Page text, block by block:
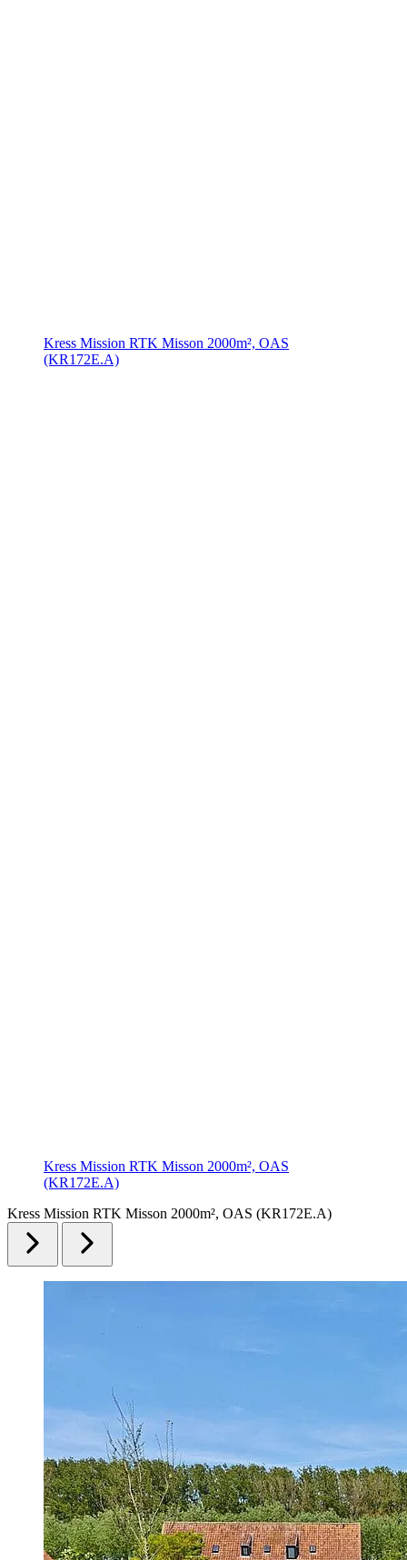
Kress Mission RTK Misson 2000m², OAS
(KR172E.A)
Kress Mission RTK Misson 2000m², OAS
(KR172E.A)
Kress Mission RTK Misson 2000m², OAS (KR172E.A)